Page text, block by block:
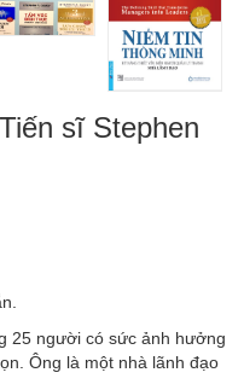
sĩ Stephen
25 người có sức ảnh hưởng
Ông là một nhà lãnh đạo